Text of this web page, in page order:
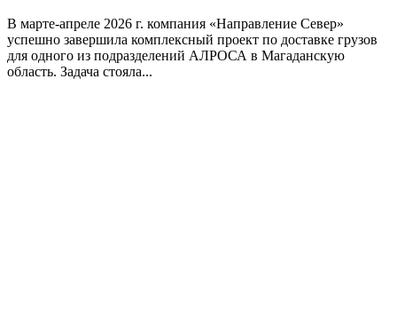
В марте-апреле 2026 г. компания «Направление Север»
успешно завершила комплексный проект по доставке грузов
для одного из подразделений АЛРОСА в Магаданскую
область. Задача стояла...